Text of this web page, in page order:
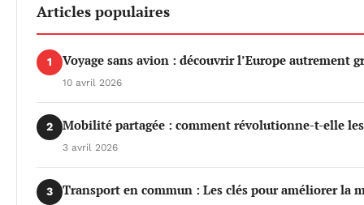
Articles populaires
1 Voyage sans avion : découvrir l’Europe autrement
10 avril 2026
2 Mobilité partagée : comment révolutionne-t-elle
3 avril 2026
3 Transport en commun : Les clés pour améliorer la